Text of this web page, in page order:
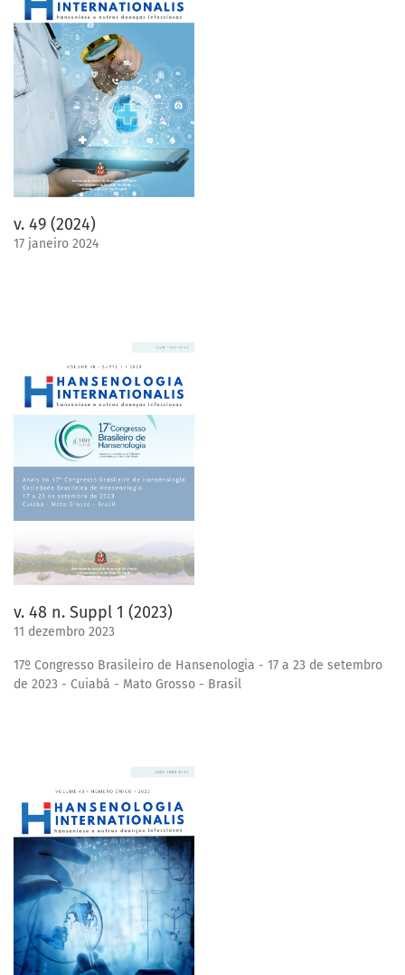
v. 49 (2024)
17 janeiro 2024
v. 48 n. Suppl 1 (2023)
11 dezembro 2023
17º Congresso Brasileiro de Hansenologia - 17 a 23 de setembro
de 2023 - Cuiabá - Mato Grosso - Brasil